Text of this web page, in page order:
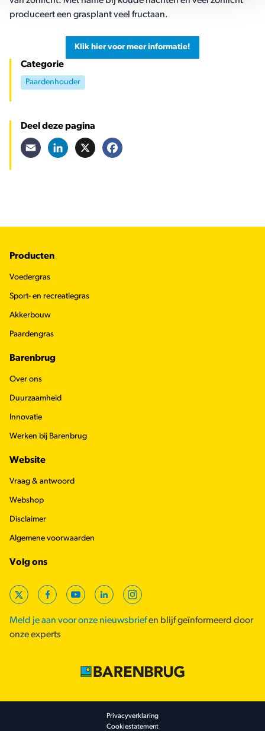
produceert een grasplant veel fructaan.
Klik hier voor meer informatie!
Categorie
Paardenhouder
Deel deze pagina
Email LinkedIn
Footer
Producten
Voedergras
Sport- en recreatiegras
Akkerbouw
Paardengras
Barenbrug
Over ons
Duurzaamheid
Innovatie
Werken bij Barenbrug
Website
Vraag & antwoord
Webshop
Disclaimer
Algemene voorwaarden
Volg ons
X FacebookYouTubeLinkedInInstagram
Meld je aan voor onze nieuwsbriefen blijf geïnformeerd door
onze experts
Footer secondary
Privacyverklaring
Cookiestatement